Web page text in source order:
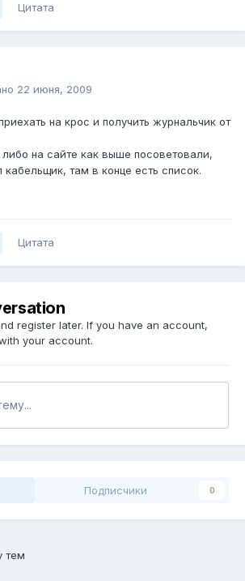
Цитата
22 июня, 2009
на крос и получить журнальчик от
на сайте как выше посоветовали,
кабельщик, там в конце есть список.
Цитата
register later. If you have an account,
your account.
Подписчики 0
тем